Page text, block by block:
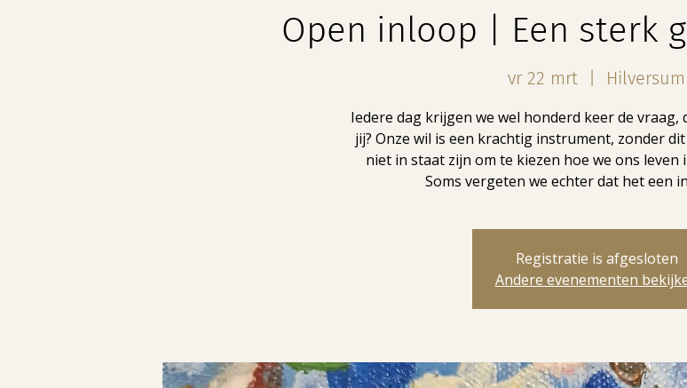
Open inloop | Een sterk
vr 22 mrt Hilversum
Iedere dag krijgen we wel honderd keer de vraag,
jij? Onze wil is een krachtig instrument, zonder
niet in staat zijn om te kiezen hoe we ons leven
Soms vergeten we echter dat het een
Registratie is afgesloten
Andere evenementen